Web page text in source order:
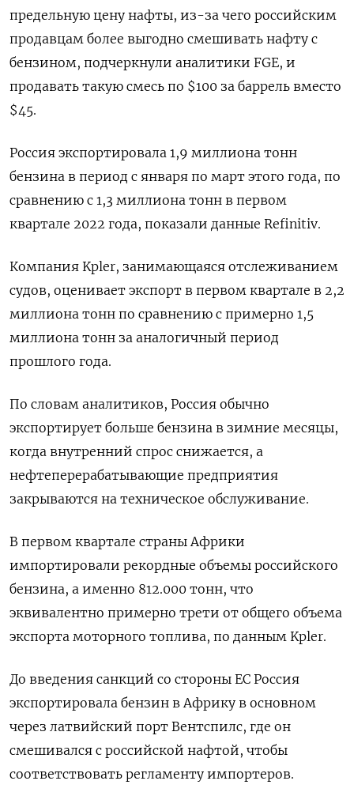
предельную цену нафты, из-за чего российским
продавцам более выгодно смешивать нафту с
бензином, подчеркнули аналитики FGE, и
продавать такую смесь по $100 за баррель вместо
$45.
Россия экспортировала 1,9 миллиона тонн
бензина в период с января по март этого года, по
сравнению с 1,3 миллиона тонн в первом
квартале 2022 года, показали данные Refinitiv.
Компания Kpler, занимающаяся отслеживанием
судов, оценивает экспорт в первом квартале в 2,2
миллиона тонн по сравнению с примерно 1,5
миллиона тонн за аналогичный период
прошлого года.
По словам аналитиков, Россия обычно
экспортирует больше бензина в зимние месяцы,
когда внутренний спрос снижается, а
нефтеперерабатывающие предприятия
закрываются на техническое обслуживание.
В первом квартале страны Африки
импортировали рекордные объемы российского
бензина, а именно 812.000 тонн, что
эквивалентно примерно трети от общего объема
экспорта моторного топлива, по данным Kpler.
До введения санкций со стороны ЕС Россия
экспортировала бензин в Африку в основном
через латвийский порт Вентспилс, где он
смешивался с российской нафтой, чтобы
соответствовать регламенту импортеров.